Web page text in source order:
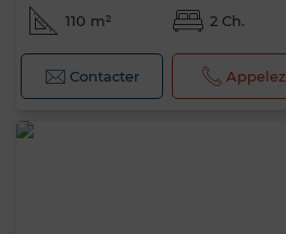
110 m² 2 Ch.
Contacter Appelez